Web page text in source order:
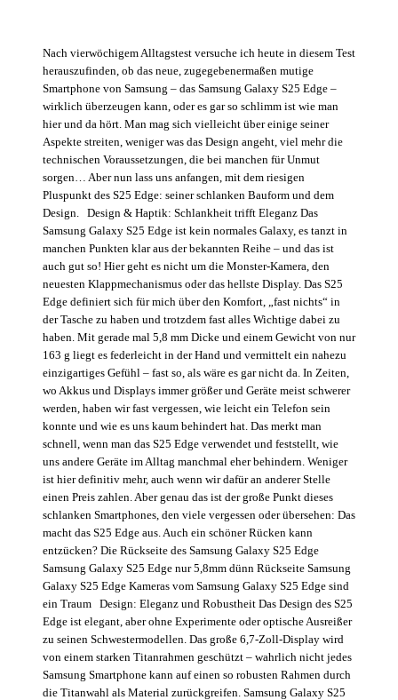
Nach vierwöchigem Alltagstest versuche ich heute in diesem Test
herauszufinden, ob das neue, zugegebenermaßen mutige
Smartphone von Samsung – das Samsung Galaxy S25 Edge –
wirklich überzeugen kann, oder es gar so schlimm ist wie man
hier und da hört. Man mag sich vielleicht über einige seiner
Aspekte streiten, weniger was das Design angeht, viel mehr die
technischen Voraussetzungen, die bei manchen für Unmut
sorgen… Aber nun lass uns anfangen, mit dem riesigen
Pluspunkt des S25 Edge: seiner schlanken Bauform und dem
Design. Design & Haptik: Schlankheit trifft Eleganz Das
Samsung Galaxy S25 Edge ist kein normales Galaxy, es tanzt in
manchen Punkten klar aus der bekannten Reihe – und das ist
auch gut so! Hier geht es nicht um die Monster-Kamera, den
neuesten Klappmechanismus oder das hellste Display. Das S25
Edge definiert sich für mich über den Komfort, „fast nichts“ in
der Tasche zu haben und trotzdem fast alles Wichtige dabei zu
haben. Mit gerade mal 5,8 mm Dicke und einem Gewicht von nur
163 g liegt es federleicht in der Hand und vermittelt ein nahezu
einzigartiges Gefühl – fast so, als wäre es gar nicht da. In Zeiten,
wo Akkus und Displays immer größer und Geräte meist schwerer
werden, haben wir fast vergessen, wie leicht ein Telefon sein
konnte und wie es uns kaum behindert hat. Das merkt man
schnell, wenn man das S25 Edge verwendet und feststellt, wie
uns andere Geräte im Alltag manchmal eher behindern. Weniger
ist hier definitiv mehr, auch wenn wir dafür an anderer Stelle
einen Preis zahlen. Aber genau das ist der große Punkt dieses
schlanken Smartphones, den viele vergessen oder übersehen: Das
macht das S25 Edge aus. Auch ein schöner Rücken kann
entzücken? Die Rückseite des Samsung Galaxy S25 Edge
Samsung Galaxy S25 Edge nur 5,8mm dünn Rückseite Samsung
Galaxy S25 Edge Kameras vom Samsung Galaxy S25 Edge sind
ein Traum Design: Eleganz und Robustheit Das Design des S25
Edge ist elegant, aber ohne Experimente oder optische Ausreißer
zu seinen Schwestermodellen. Das große 6,7-Zoll-Display wird
von einem starken Titanrahmen geschützt – wahrlich nicht jedes
Samsung Smartphone kann auf einen so robusten Rahmen durch
die Titanwahl als Material zurückgreifen. Samsung Galaxy S25